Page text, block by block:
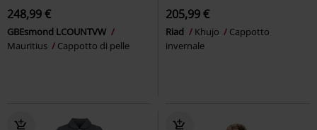
248,99 €
GBEsmond LCOUNTVW
Mauritius
Cappotto di pelle
205,99 €
Riad Khujo
Cappotto
invernale